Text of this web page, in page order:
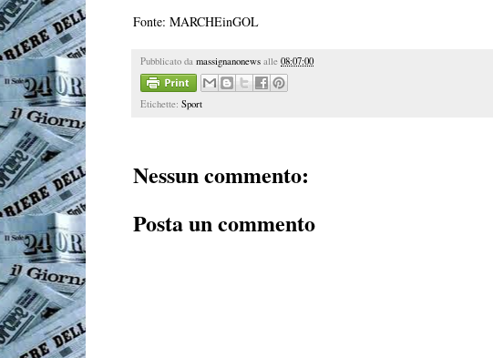
Fonte: MARCHEinGOL
Pubblicato da massignanonews alle 08:07:00
Etichette: Sport
Nessun commento:
Posta un commento